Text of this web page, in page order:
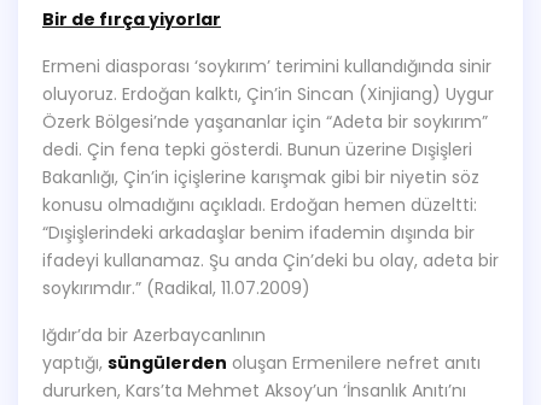
Bir de fırça yiyorlar
Ermeni diasporası ‘soykırım’ terimini kullandığında sinir
oluyoruz. Erdoğan kalktı, Çin’in Sincan (Xinjiang) Uygur
Özerk Bölgesi’nde yaşananlar için “Adeta bir soykırım”
dedi. Çin fena tepki gösterdi. Bunun üzerine Dışişleri
Bakanlığı, Çin’in içişlerine karışmak gibi bir niyetin söz
konusu olmadığını açıkladı. Erdoğan hemen düzeltti:
“Dışişlerindeki arkadaşlar benim ifademin dışında bir
ifadeyi kullanamaz. Şu anda Çin’deki bu olay, adeta bir
soykırımdır.” (Radikal, 11.07.2009)
Iğdır’da bir Azerbaycanlının
yaptığı, süngülerden oluşan Ermenilere nefret anıtı
dururken, Kars’ta Mehmet Aksoy’un ‘İnsanlık Anıtı’nı